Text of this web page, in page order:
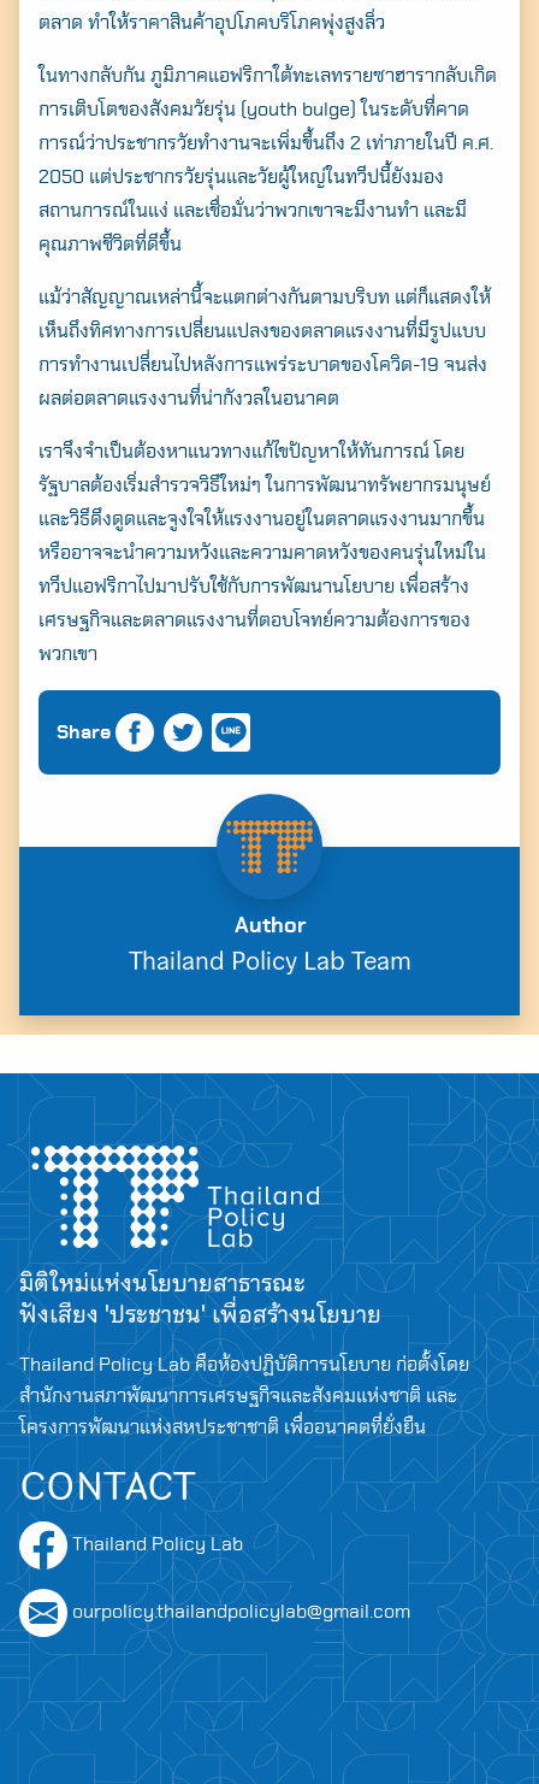
ตลาด ทำให้ราคาสินค้าอุปโภคบริโภคพุ่งสูงลิ่ว
ในทางกลับกัน ภูมิภาคแอฟริกาใต้ทะเลทรายซาฮารากลับเกิด
การเติบโตของสังคมวัยรุ่น (youth bulge) ในระดับที่คาด
การณ์ว่าประชากรวัยทำงานจะเพิ่มขึ้นถึง 2 เท่าภายในปี ค.ศ.
2050 แต่ประชากรวัยรุ่นและวัยผู้ใหญ่ในทวีปนี้ยังมอง
สถานการณ์ในแง่ และเชื่อมั่นว่าพวกเขาจะมีงานทำ และมี
คุณภาพชีวิตที่ดีขึ้น
แม้ว่าสัญญาณเหล่านี้จะแตกต่างกันตามบริบท แต่ก็แสดงให้
เห็นถึงทิศทางการเปลี่ยนแปลงของตลาดแรงงานที่มีรูปแบบ
การทำงานเปลี่ยนไปหลังการแพร่ระบาดของโควิด-19 จนส่ง
ผลต่อตลาดแรงงานที่น่ากังวลในอนาคต
เราจึงจำเป็นต้องหาแนวทางแก้ไขปัญหาให้ทันการณ์ โดย
รัฐบาลต้องเริ่มสำรวจวิธีใหม่ๆ ในการพัฒนาทรัพยากรมนุษย์
และวิธีดึงดูดและจูงใจให้แรงงานอยู่ในตลาดแรงงานมากขึ้น
หรืออาจจะนำความหวังและความคาดหวังของคนรุ่นใหม่ใน
ทวีปแอฟริกาไปมาปรับใช้กับการพัฒนานโยบาย เพื่อสร้าง
เศรษฐกิจและตลาดแรงงานที่ตอบโจทย์ความต้องการของ
พวกเขา
Share
Author
Thailand Policy Lab Team
มิติใหม่แห่งนโยบายสาธารณะ
ฟังเสียง 'ประชาชน' เพื่อสร้างนโยบาย
Thailand Policy Lab คือห้องปฏิบัติการนโยบาย ก่อตั้งโดย
สำนักงานสภาพัฒนาการเศรษฐกิจและสังคมแห่งชาติ และ
โครงการพัฒนาแห่งสหประชาชาติ เพื่ออนาคตที่ยั่งยืน
CONTACT
Thailand Policy Lab
ourpolicy.thailandpolicylab@gmail.com